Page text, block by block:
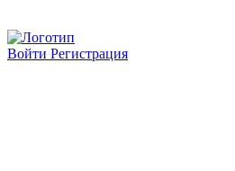
Войти Регистрация